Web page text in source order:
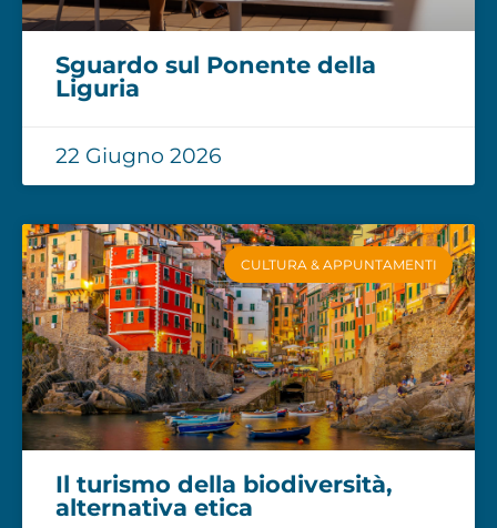
Sguardo sul Ponente della
Liguria
22 Giugno 2026
CULTURA & APPUNTAMENTI
Il turismo della biodiversità,
alternativa etica